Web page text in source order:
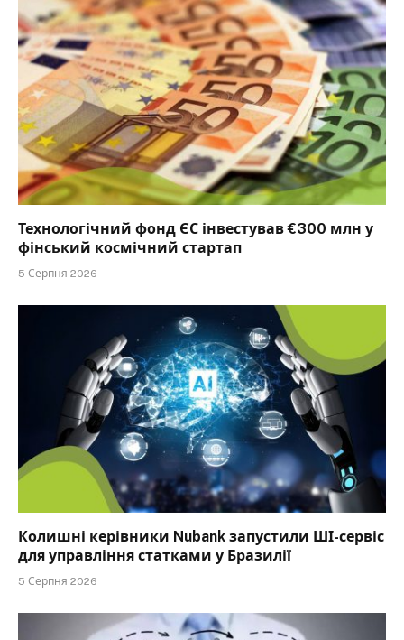
Технологічний фонд ЄС інвестував €300 млн у
фінський космічний стартап
5 Серпня 2026
Колишні керівники Nubank запустили ШІ-сервіс
для управління статками у Бразилії
5 Серпня 2026